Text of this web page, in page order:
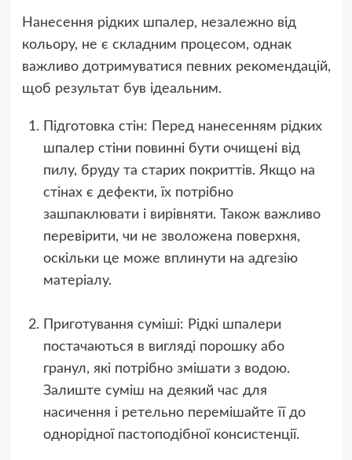
Нанесення рідких шпалер, незалежно від
кольору, не є складним процесом, однак
важливо дотримуватися певних рекомендацій,
щоб результат був ідеальним.
Підготовка стін: Перед нанесенням рідких
шпалер стіни повинні бути очищені від
пилу, бруду та старих покриттів. Якщо на
стінах є дефекти, їх потрібно
зашпаклювати і вирівняти. Також важливо
перевірити, чи не зволожена поверхня,
оскільки це може вплинути на адгезію
матеріалу.
Приготування суміші: Рідкі шпалери
постачаються в вигляді порошку або
гранул, які потрібно змішати з водою.
Залиште суміш на деякий час для
насичення і ретельно перемішайте її до
однорідної пастоподібної консистенції.